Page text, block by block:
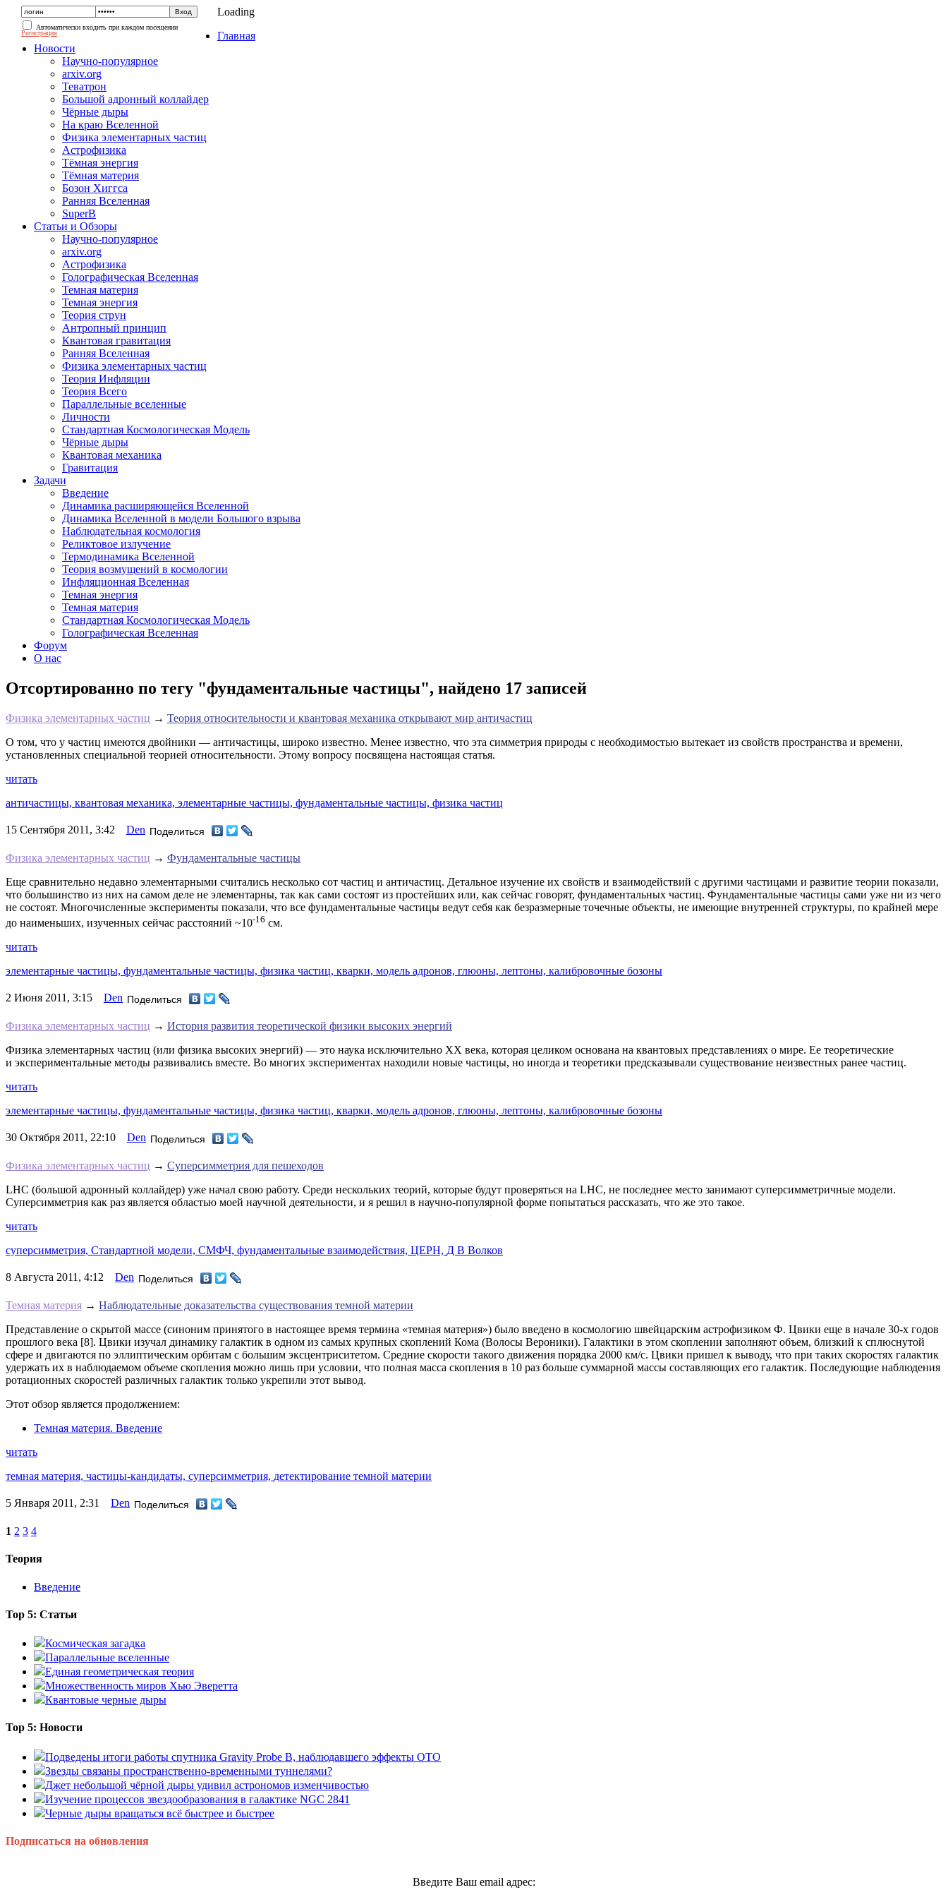
Автоматически входить при каждом посещении
Регистрация
Loading
Главная
Новости
Научно-популярное
arxiv.org
Теватрон
Большой адронный коллайдер
Чёрные дыры
На краю Вселенной
Физика элементарных частиц
Астрофизика
Тёмная энергия
Тёмная материя
Бозон Хиггса
Ранняя Вселенная
SuperB
Статьи и Обзоры
Научно-популярное
arxiv.org
Астрофизика
Голографическая Вселенная
Темная материя
Темная энергия
Теория струн
Антропный принцип
Квантовая гравитация
Ранняя Вселенная
Физика элементарных частиц
Теория Инфляции
Теория Всего
Параллельные вселенные
Личности
Стандартная Космологическая Модель
Чёрные дыры
Квантовая механика
Гравитация
Задачи
Введение
Динамика расширяющейся Вселенной
Динамика Вселенной в модели Большого взрыва
Наблюдательная космология
Реликтовое излучение
Термодинамика Вселенной
Теория возмущений в космологии
Инфляционная Вселенная
Темная энергия
Темная материя
Стандартная Космологическая Модель
Голографическая Вселенная
Форум
О нас
Отсортированно по тегу "фундаментальные частицы", найдено 17 записей
Физика элементарных частиц → Теория относительности и квантовая механика открывают мир античастиц
О том, что у частиц имеются двойники — античастицы, широко известно. Менее известно, что эта симметрия природы с необходимостью вытекает из свойств пространства и времени,
установленных специальной теорией относительности. Этому вопросу посвящена настоящая статья.
читать
античастицы, квантовая механика, элементарные частицы, фундаментальные частицы, физика частиц
15 Сентября 2011, 3:42 Den Поделиться
Физика элементарных частиц → Фундаментальные частицы
Еще сравнительно недавно элементарными считались несколько сот частиц и античастиц. Детальное изучение их свойств и взаимодействий с другими частицами и развитие теории показали,
что большинство из них на самом деле не элементарны, так как сами состоят из простейших или, как сейчас говорят, фундаментальных частиц. Фундаментальные частицы сами уже ни из чего
не состоят. Многочисленные эксперименты показали, что все фундаментальные частицы ведут себя как безразмерные точечные объекты, не имеющие внутренней структуры, по крайней мере
до наименьших, изученных сейчас расстояний ~10-16 см.
читать
элементарные частицы, фундаментальные частицы, физика частиц, кварки, модель адронов, глюоны, лептоны, калибровочные бозоны
2 Июня 2011, 3:15 Den Поделиться
Физика элементарных частиц → История развития теоретической физики высоких энергий
Физика элементарных частиц (или физика высоких энергий) — это наука исключительно XX века, которая целиком основана на квантовых представлениях о мире. Ее теоретические
и экспериментальные методы развивались вместе. Во многих экспериментах находили новые частицы, но иногда и теоретики предсказывали существование неизвестных ранее частиц.
читать
элементарные частицы, фундаментальные частицы, физика частиц, кварки, модель адронов, глюоны, лептоны, калибровочные бозоны
30 Октября 2011, 22:10 Den Поделиться
Физика элементарных частиц → Суперсимметрия для пешеходов
LHC (большой адронный коллайдер) уже начал свою работу. Среди нескольких теорий, которые будут проверяться на LHC, не последнее место занимают суперсимметричные модели.
Суперсимметрия как раз является областью моей научной деятельности, и я решил в научно-популярной форме попытаться рассказать, что же это такое.
читать
суперсимметрия, Стандартной модели, СМФЧ, фундаментальные взаимодействия, ЦЕРН, Д В Волков
8 Августа 2011, 4:12 Den Поделиться
Темная материя → Наблюдательные доказательства существования темной материи
Представление о скрытой массе (синоним принятого в настоящее время термина «темная материя») было введено в космологию швейцарским астрофизиком Ф. Цвики еще в начале 30-х годов
прошлого века [8]. Цвики изучал динамику галактик в одном из самых крупных скоплений Кома (Волосы Вероники). Галактики в этом скоплении заполняют объем, близкий к сплюснутой
сфере и двигаются по эллиптическим орбитам с большим эксцентриситетом. Средние скорости такого движения порядка 2000 км/с. Цвики пришел к выводу, что при таких скоростях галактик
удержать их в наблюдаемом объеме скопления можно лишь при условии, что полная масса скопления в 10 раз больше суммарной массы составляющих его галактик. Последующие наблюдения
ротационных скоростей различных галактик только укрепили этот вывод.
Этот обзор является продолжением:
Темная материя. Введение
читать
темная материя, частицы-кандидаты, суперсимметрия, детектирование темной материи
5 Января 2011, 2:31 Den Поделиться
1 2 3 4
Теория
Введение
Top 5: Статьи
Космическая загадка
Параллельные вселенные
Единая геометрическая теория
Множественность миров Хью Эверетта
Квантовые черные дыры
Top 5: Новости
Подведены итоги работы спутника Gravity Probe B, наблюдавшего эффекты ОТО
Звезды связаны пространственно-временными туннелями?
Джет небольшой чёрной дыры удивил астрономов изменчивостью
Изучение процессов звездообразования в галактике NGC 2841
Черные дыры вращаться всё быстрее и быстрее
Подписаться на обновления
Введите Ваш email адрес: